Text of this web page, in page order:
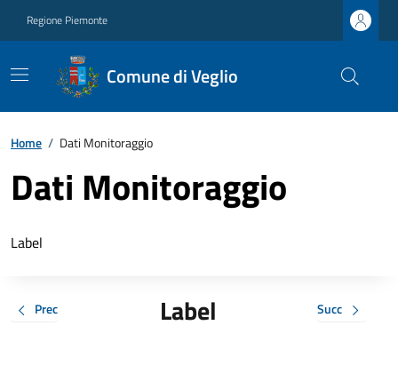
Regione Piemonte
Comune di Veglio
Home / Dati Monitoraggio
Dati Monitoraggio
Label
Prec Label Succ